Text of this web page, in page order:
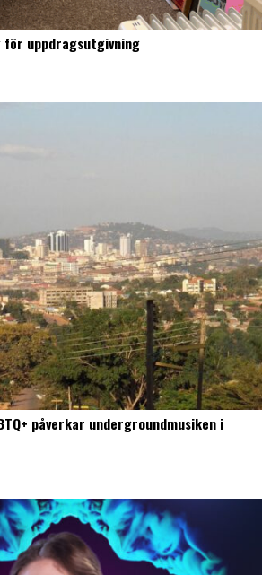
uppdragsutgivning
påverkar undergroundmusiken i